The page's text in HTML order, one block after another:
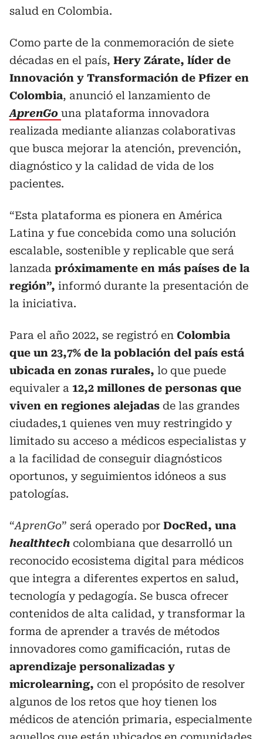
salud en Colombia.
Como parte de la conmemoración de siete
décadas en el país, Hery Zárate, líder de
Innovación y Transformación de Pfizer en
Colombia, anunció el lanzamiento de
AprenGo una plataforma innovadora
realizada mediante alianzas colaborativas
que busca mejorar la atención, prevención,
diagnóstico y la calidad de vida de los
pacientes.
“Esta plataforma es pionera en América
Latina y fue concebida como una solución
escalable, sostenible y replicable que será
lanzada próximamente en más países de la
región”, informó durante la presentación de
la iniciativa.
Para el año 2022, se registró en Colombia
que un 23,7% de la población del país está
ubicada en zonas rurales, lo que puede
equivaler a 12,2 millones de personas que
viven en regiones alejadas de las grandes
ciudades,1 quienes ven muy restringido y
limitado su acceso a médicos especialistas y
a la facilidad de conseguir diagnósticos
oportunos, y seguimientos idóneos a sus
patologías.
“AprenGo” será operado por DocRed, una
healthtech colombiana que desarrolló un
reconocido ecosistema digital para médicos
que integra a diferentes expertos en salud,
tecnología y pedagogía. Se busca ofrecer
contenidos de alta calidad, y transformar la
forma de aprender a través de métodos
innovadores como gamificación, rutas de
aprendizaje personalizadas y
microlearning, con el propósito de resolver
algunos de los retos que hoy tienen los
médicos de atención primaria, especialmente